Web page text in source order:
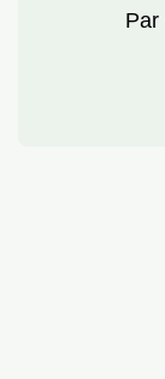
Par